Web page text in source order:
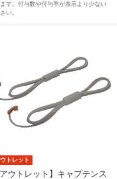
す。付与数や付与率が表示より少ない
い。
トレット
アウトレット】キャプテンス